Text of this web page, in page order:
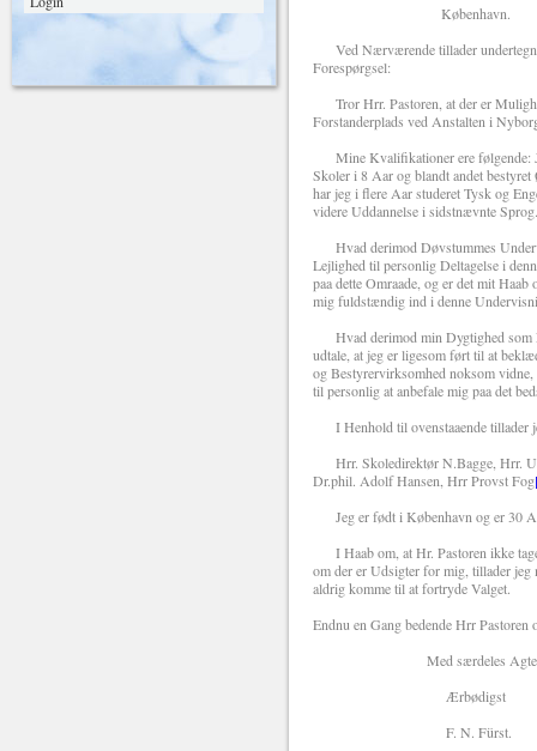
København.
Ved Nærværende tillader
Forespørgsel:
Tror Hrr. Pastoren, at der er
Forstanderplads ved Anstalten i
Mine Kvalifikationer ere følgende:
Skoler i 8 Aar og blandt andet
har jeg i flere Aar studeret Tysk og
videre Uddannelse i sidstnævnte Sprog.
Hvad derimod Døvstummes
Lejlighed til personlig Deltagelse i
paa dette Omraade, og er det mit
mig fuldstændig ind i denne
Hvad derimod min Dygtighed som
udtale, at jeg er ligesom ført til at
og Bestyrervirksomhed noksom
til personlig at anbefale mig paa det
I Henhold til ovenstaaende tillader
Hrr. Skoledirektør N.Bagge, Hrr.
Dr.phil. Adolf Hansen, Hrr Provst Fog
Jeg er født i København og er 30
I Haab om, at Hr. Pastoren ikke
om der er Udsigter for mig, tillader jeg
aldrig komme til at fortryde Valget.
Endnu en Gang bedende Hrr
Med særdeles
Ærbødigst
F. N. Fürst.